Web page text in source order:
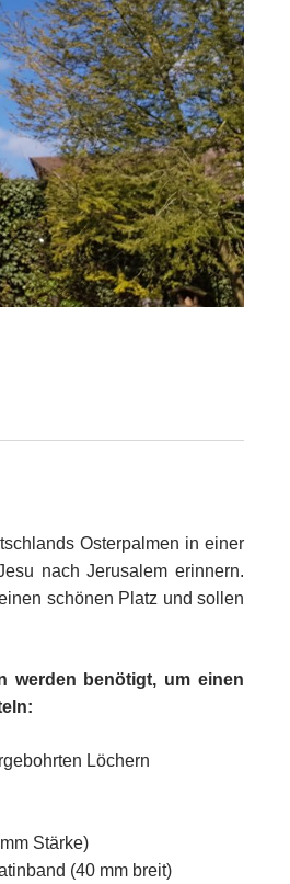
Osterpalmen in einer
nach Jerusalem erinnern.
schönen Platz und sollen
werden benötigt, um einen
Löchern
Stärke)
(40 mm breit)